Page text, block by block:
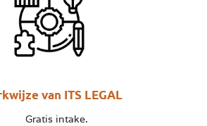
van ITS LEGAL
Gratis intake.